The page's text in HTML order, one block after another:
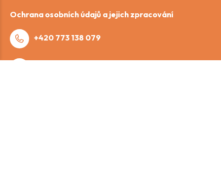
Ochrana osobních údajů a jejich zpracování
+420 773 138 079